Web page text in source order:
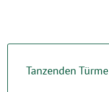
Tanzenden Türme